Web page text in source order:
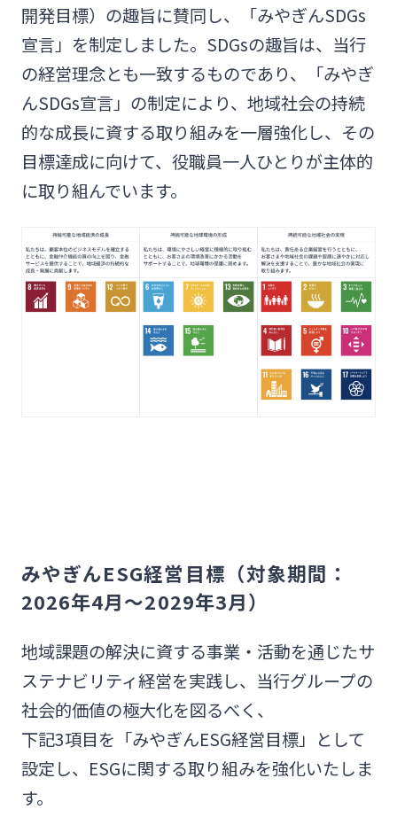
開発目標）の趣旨に賛同し、「みやぎんSDGs
宣言」を制定しました。SDGsの趣旨は、当行
の経営理念とも一致するものであり、「みやぎ
んSDGs宣言」の制定により、地域社会の持続
的な成長に資する取り組みを一層強化し、その
目標達成に向けて、役職員一人ひとりが主体的
に取り組んでいます。
みやぎんESG経営目標（対象期間：
2026年4月～2029年3月）
地域課題の解決に資する事業・活動を通じたサ
ステナビリティ経営を実践し、当行グループの
社会的価値の極大化を図るべく、
下記3項目を「みやぎんESG経営目標」として
設定し、ESGに関する取り組みを強化いたしま
す。